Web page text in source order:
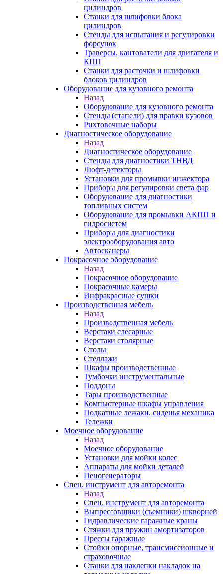
цилиндров
Станки для шлифовки блока
цилиндров
Стенды для испытания и регулировки
форсунок
Траверсы, кантователи для двигателя и
КПП
Станки для расточки и шлифовки
блоков цилиндров
Оборудование для кузовного ремонта
Назад
Оборудование для кузовного ремонта
Стенды (стапели) для правки кузовов
Рихтовочные наборы
Диагностическое оборудование
Назад
Диагностическое оборудование
Стенды для диагностики ТНВД
Люфт-детекторы
Установки для промывки инжектора
Приборы для регулировки света фар
Оборудование для диагностики
топливных систем
Оборудование для промывки АКПП и
гидросистем
Приборы для диагностики
электрооборудования авто
Автосканеры
Покрасочное оборудование
Назад
Покрасочное оборудование
Покрасочные камеры
Инфракрасные сушки
Производственная мебель
Назад
Производственная мебель
Верстаки слесарные
Верстаки столярные
Столы
Стеллажи
Шкафы производственные
Тумбочки инструментальные
Поддоны
Тары производственные
Компьютерные шкафы управления
Подкатные лежаки, сиденья механика
Тележки
Моечное оборудование
Назад
Моечное оборудование
Установки для мойки колес
Аппараты для мойки деталей
Пеногенераторы
Спец. инструмент для авторемонта
Назад
Спец. инструмент для авторемонта
Выпрессовщики (съемники) шкворней
Гидравлические гаражные краны
Стяжки для пружин амортизаторов
Прессы гаражные
Стойки опорные, трансмиссионные и
страховочные
Станки для наклепки накладок на